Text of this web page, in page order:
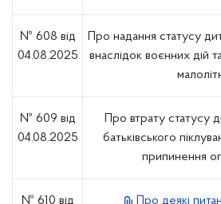
№ 608 від
04.08.2025
Про надання статусу
внаслідок воєнних дій
№ 609 від
04.08.2025
Про втрату статусу
батьківського
припинення
№ 610 від Про деякі